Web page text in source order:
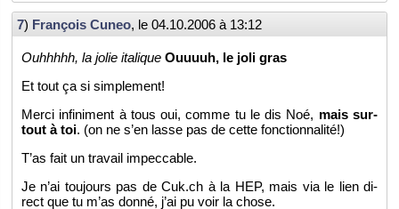
7) Fran­çois Cuneo, le 04.10.2006 à 13:12
Ouhhhhh, la jolie ita­lique Ouuuuh, le joli gras
Et tout ça si sim­ple­ment!
Merci in­fi­ni­ment à tous oui, comme tu le dis Noé, mais sur­
tout à toi. (on ne s’en lasse pas de cette fonc­tion­na­lité!)
T’as fait un tra­vail im­pec­cable.
Je n’ai tou­jours pas de Cuk.​ch à la HEP, mais via le lien di­
rect que tu m’as donné, j’ai pu voir la chose.